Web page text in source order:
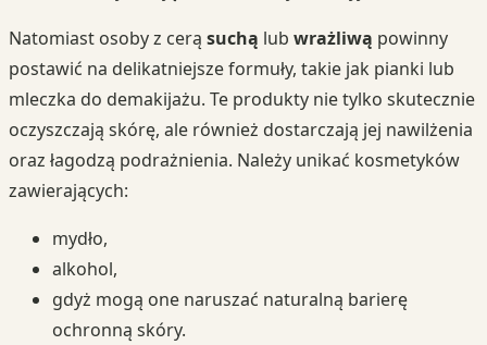
Natomiast osoby z cerą suchą lub wrażliwą powinny
postawić na delikatniejsze formuły, takie jak pianki lub
mleczka do demakijażu. Te produkty nie tylko skutecznie
oczyszczają skórę, ale również dostarczają jej nawilżenia
oraz łagodzą podrażnienia. Należy unikać kosmetyków
zawierających:
mydło,
alkohol,
gdyż mogą one naruszać naturalną barierę
ochronną skóry.